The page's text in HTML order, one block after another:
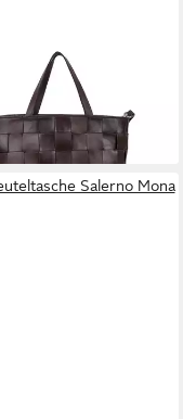
Limona Indy
€
- in 3-4 Werktagen bei dir
Salerno Mona